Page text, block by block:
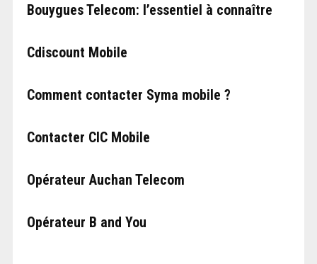
Bouygues Telecom: l’essentiel à connaître
Cdiscount Mobile
Comment contacter Syma mobile ?
Contacter CIC Mobile
Opérateur Auchan Telecom
Opérateur B and You